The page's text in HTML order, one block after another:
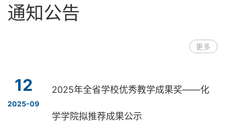
通知公告
更多
12
2025-09
2025年全省学校优秀教学成果奖——化
学学院拟推荐成果公示